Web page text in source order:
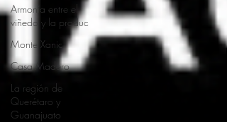
Armonía entre el
viñedo y la produc
Monte Xanic
Casa Madero
La región de
Querétaro y
Guanajuato